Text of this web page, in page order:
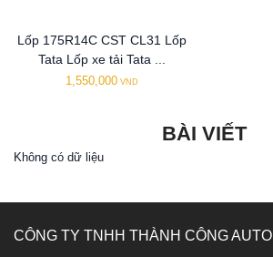
Lốp 175R14C CST CL31 Lốp
Tata Lốp xe tải Tata ...
1,550,000 VND
BÀI VIẾT
Không có dữ liệu
CÔNG TY TNHH THÀNH CÔNG AUTO